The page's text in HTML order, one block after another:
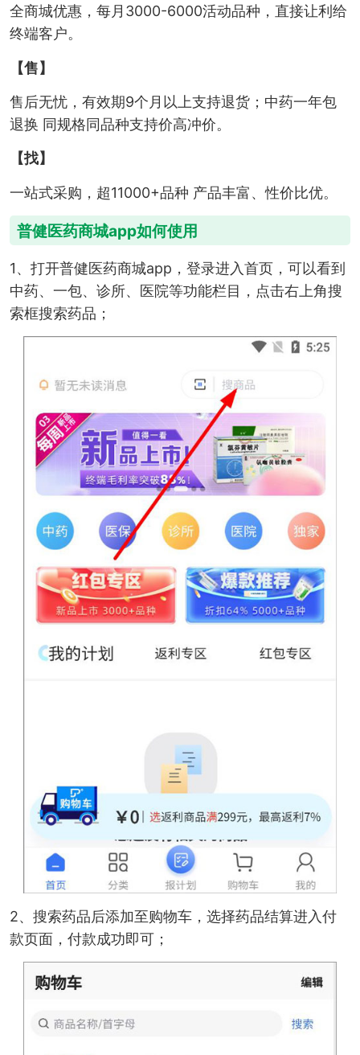
全商城优惠，每月3000-6000活动品种，直接让利给
终端客户。
【售】
售后无忧，有效期9个月以上支持退货；中药一年包
退换 同规格同品种支持价高冲价。
【找】
一站式采购，超11000+品种 产品丰富、性价比优。
普健医药商城app如何使用
1、打开普健医药商城app，登录进入首页，可以看到
中药、一包、诊所、医院等功能栏目，点击右上角搜
索框搜索药品；
2、搜索药品后添加至购物车，选择药品结算进入付
款页面，付款成功即可；